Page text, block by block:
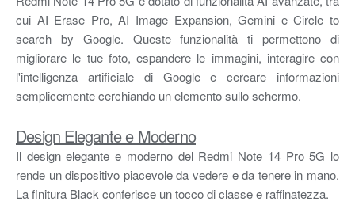
cui AI Erase Pro, AI Image Expansion, Gemini e Circle to
search by Google. Queste funzionalità ti permettono di
migliorare le tue foto, espandere le immagini, interagire con
l'intelligenza artificiale di Google e cercare informazioni
semplicemente cerchiando un elemento sullo schermo.
Design Elegante e Moderno
Il design elegante e moderno del Redmi Note 14 Pro 5G lo
rende un dispositivo piacevole da vedere e da tenere in mano.
La finitura Black conferisce un tocco di classe e raffinatezza.